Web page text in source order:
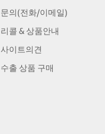
문의(전화/이메일)
리콜 & 상품안내
사이트의견
수출 상품 구매